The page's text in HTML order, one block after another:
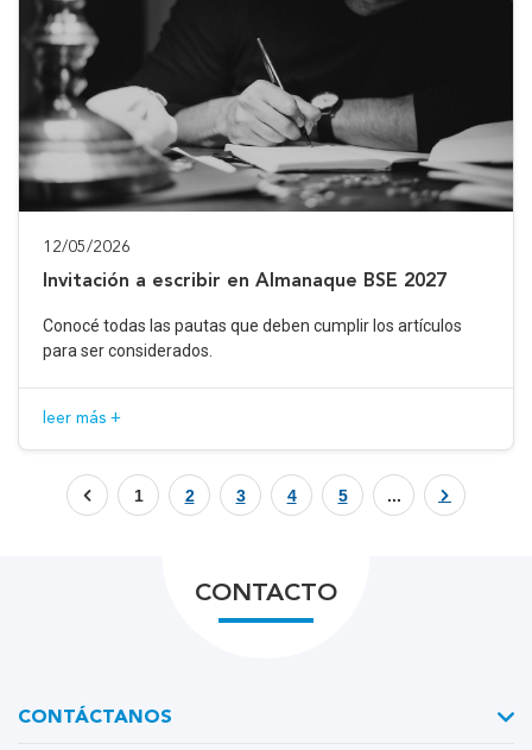
12/05/2026
Invitación a escribir en Almanaque BSE 2027
Conocé todas las pautas que deben cumplir los artículos
para ser considerados.
leer más +
1 2 3 4 5 ...
CONTACTO
CONTÁCTANOS